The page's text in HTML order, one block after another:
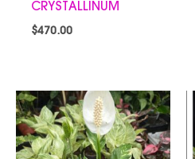
CRYSTALLINUM
$470.00